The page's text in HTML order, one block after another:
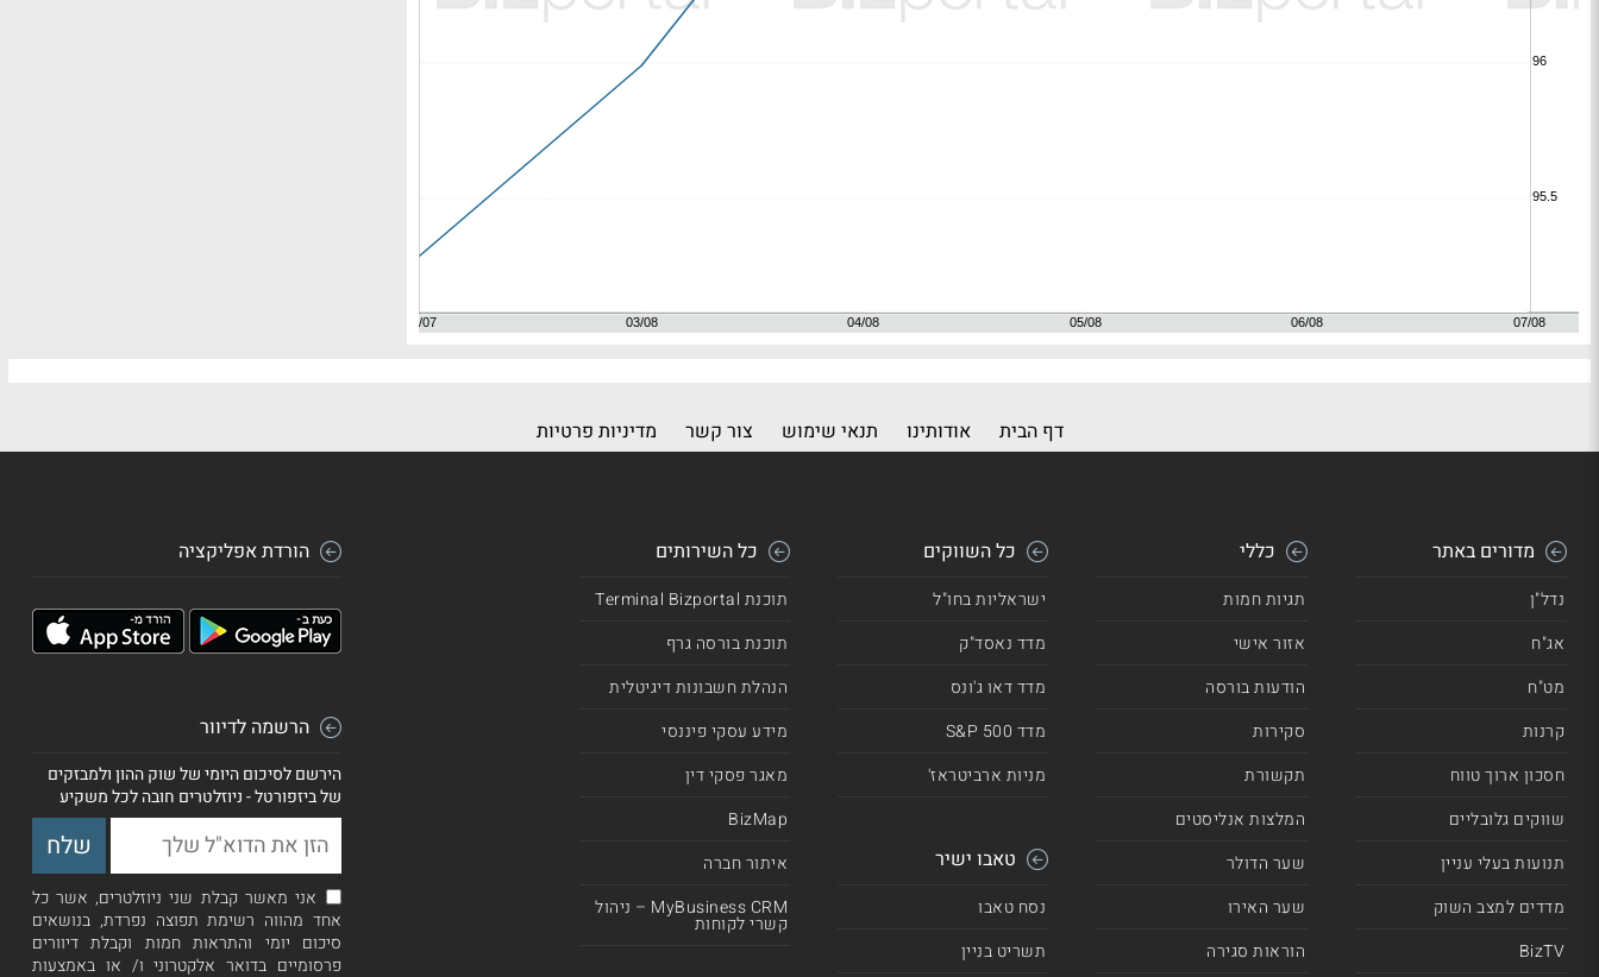
דף הבית אודותינו תנאי שימוש צור קשר מדיניות פרטיות
מדורים באתר
נדל"ן
אג"ח
מט"ח
קרנות
חסכון ארוך טווח
שווקים גלובליים
תנועות בעלי עניין
מדדים למצב השוק
BizTV
כללי
תגיות חמות
אזור אישי
הודעות בורסה
סקירות
תקשורת
המלצות אנליסטים
שער הדולר
שער האירו
הוראות סגירה
כל השווקים
ישראליות בחו"ל
מדד נאסד"ק
מדד דאו ג'ונס
מדד 500 S&P
מניות ארביטראז'
טאבו ישיר
נסח טאבו
תשריט בניין
כל השירותים
תוכנת Terminal Bizportal
תוכנת בורסה גרף
הנהלת חשבונות דיגיטלית
מידע עסקי פיננסי
מאגר פסקי דין
BizMap
איתור חברה
MyBusiness CRM – ניהול
קשרי לקוחות
הורדת אפליקציה
הרשמה לדיוור
הירשם לסיכום היומי של שוק ההון ולמבזקים
של ביזפורטל - ניוזלטרים חובה לכל משקיע
אני מאשר קבלת שני ניוזלטרים, אשר כל
אחד מהווה רשימת תפוצה נפרדת, בנושאים
סיכום יומי והתראות חמות וקבלת דיוורים
פרסומיים בדואר אלקטרוני ו/ או באמצעות